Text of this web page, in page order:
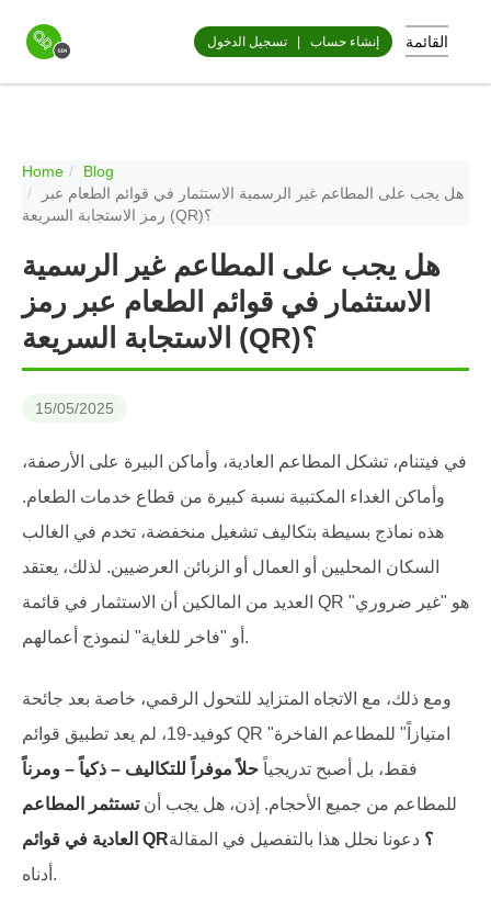
إنشاء حساب تسجيل الدخول القائمة
Home
Blog
هل يجب على المطاعم غير الرسمية الاستثمار في قوائم الطعام عبر
رمز الاستجابة السريعة (QR)؟
هل يجب على المطاعم غير الرسمية
الاستثمار في قوائم الطعام عبر رمز
الاستجابة السريعة (QR)؟
15/05/2025
في فيتنام، تشكل المطاعم العادية، وأماكن البيرة على الأرصفة،
وأماكن الغداء المكتبية نسبة كبيرة من قطاع خدمات الطعام.
هذه نماذج بسيطة بتكاليف تشغيل منخفضة، تخدم في الغالب
السكان المحليين أو العمال أو الزبائن العرضيين. لذلك، يعتقد
العديد من المالكين أن الاستثمار في قائمة QR هو "غير ضروري"
أو "فاخر للغاية" لنموذج أعمالهم.
ومع ذلك، مع الاتجاه المتزايد للتحول الرقمي، خاصة بعد جائحة
كوفيد-19، لم يعد تطبيق قوائم QR "امتيازاً" للمطاعم الفاخرة
فقط، بل أصبح تدريجياً حلاً موفراً للتكاليف – ذكياً – ومرناً
للمطاعم من جميع الأحجام. إذن، هل يجب أنتستثمر المطاعم
العادية في قوائم QR؟ دعونا نحلل هذا بالتفصيل في المقالة
أدناه.